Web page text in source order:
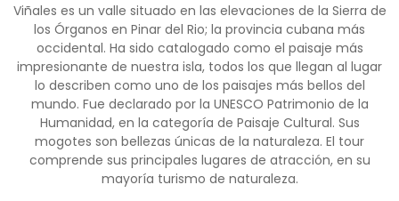
Viñales es un valle situado en las elevaciones de la Sierra de
los Órganos en Pinar del Rio; la provincia cubana más
occidental. Ha sido catalogado como el paisaje más
impresionante de nuestra isla, todos los que llegan al lugar
lo describen como uno de los paisajes más bellos del
mundo. Fue declarado por la UNESCO Patrimonio de la
Humanidad, en la categoría de Paisaje Cultural. Sus
mogotes son bellezas únicas de la naturaleza. El tour
comprende sus principales lugares de atracción, en su
mayoría turismo de naturaleza.